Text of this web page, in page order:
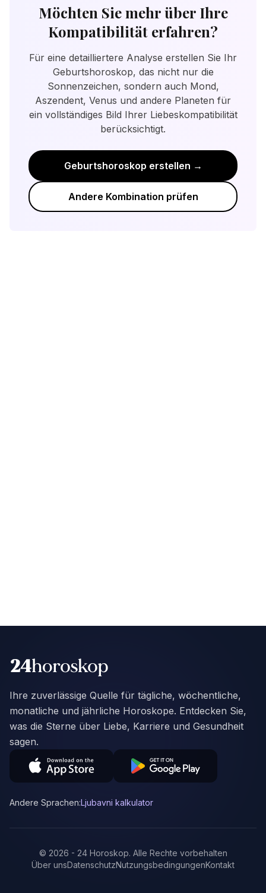
sie mit Aufmerksamkeit und Dankbarkeit.
Wichtig ist, kontinuierlich in die Beziehung zu
investieren und einander wertzuschätzen.
Selbstdarstellung), Venus (Liebesstil) und
Mars (sexuelle Energie) berücksichtigt. Die
Sonnenzeichen geben eine gute
Grundbewertung, aber das Geburtshoroskop
bietet eine detailliertere Analyse der
Beziehungsdynamik.
Möchten Sie mehr über Ihre
Kompatibilität erfahren?
Für eine detailliertere Analyse erstellen Sie Ihr
Geburtshoroskop, das nicht nur die
Sonnenzeichen, sondern auch Mond,
Aszendent, Venus und andere Planeten für
ein vollständiges Bild Ihrer Liebeskompatibilität
berücksichtigt.
Geburtshoroskop erstellen →
Andere Kombination prüfen
Ihre zuverlässige Quelle für tägliche, wöchentliche,
monatliche und jährliche Horoskope. Entdecken Sie,
was die Sterne über Liebe, Karriere und Gesundheit
sagen.
Andere Sprachen:Ljubavni kalkulator
© 2026 - 24 Horoskop. Alle Rechte vorbehalten
Über unsDatenschutzNutzungsbedingungenKontakt